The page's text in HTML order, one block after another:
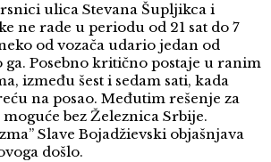
ulica Stevana Šupljikca i
ne rade u periodu od 21 sat do 7
od vozača udario jedan od
ga. Posebno kritično postaje u ranim
između šest i sedam sati, kada
na posao. Međutim rešenje za
bez Železnica Srbije.
Slave Bojadžievski objašnjava
došlo.